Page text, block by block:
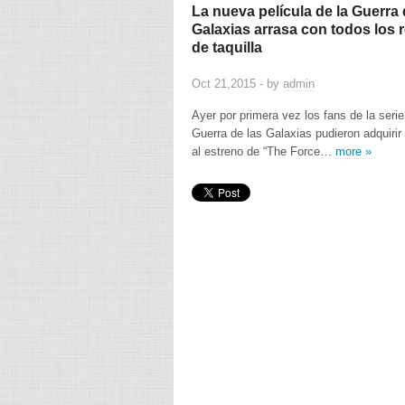
La nueva película de la Guerra
Galaxias arrasa con todos los
de taquilla
Oct 21,2015 - by admin
Ayer por primera vez los fans de la
Guerra de las Galaxias pudieron adquirir
al estreno de “The Force… more »